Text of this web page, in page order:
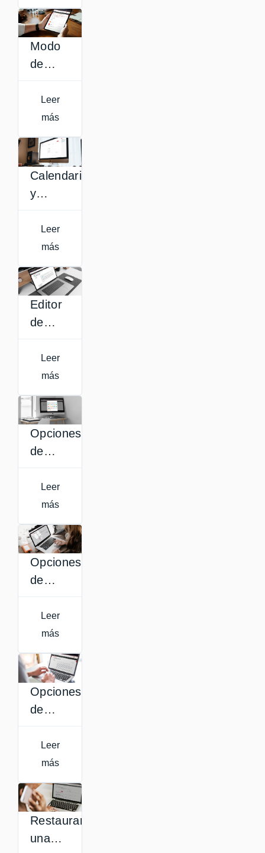
Modo
de
de una
asignatura
Leer
más
Calendario
y
eventos
de una
asignatura
Leer
más
Editor
de
en
Aula
Virtual
Leer
más
Opciones
de
de
recurso
Página
Leer
más
Opciones
de
de
archivo
Leer
más
Opciones
de
del
recurso
etiqueta
en
Aula
Virtual
Leer
más
Restaurar
una